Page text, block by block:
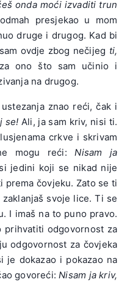
onda moći izvaditi trun
presjekao u mom
druge i drugog. Kad bi
ovdje zbog nečijeg ti,
ono što sam učinio i
na drugog.
znao reći, čak i
se! Ali, ja sam kriv, nisi ti.
crkve i skrivam
mogu reći:Nisam ja
jedini koji se nikad nije
prema čovjeku. Zato se ti
svoje lice. Ti se
I imaš na to puno pravo.
odgovornost za
odgovornost za čovjeka
je dokazao i pokazao na
govoreći:Nisam ja kriv,